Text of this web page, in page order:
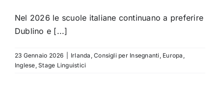
Nel 2026 le scuole italiane continuano a preferire
Dublino e [...]
23 Gennaio 2026 Irlanda ,Consigli per Insegnanti Europa
Inglese ,Stage Linguistici